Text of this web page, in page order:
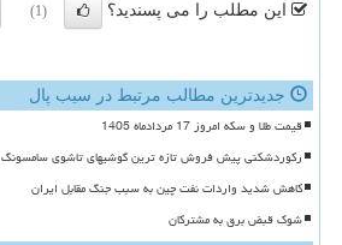
این مطلب را می پسندید؟ (1)
جدیدترین مطالب مرتبط در سیب پال
قیمت طلا و سکه امروز 17 مردادماه 1405
رکوردشکنی پیش فروش تازه ترین گوشیهای تاشوی سامسونگ
کاهش شدید واردات نفت چین به سبب جنگ مقابل ایران
شوک قبض برق به مشترکان